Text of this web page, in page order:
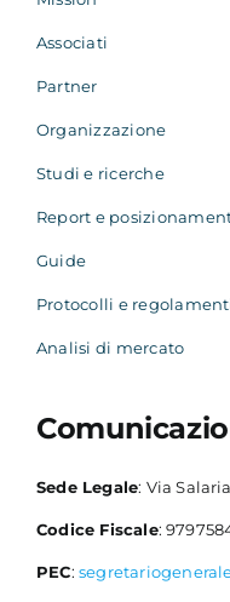
Associati
Partner
Organizzazione
Studi e ricerche
Report e
Guide
Protocolli e
Analisi di mercato
Sede Legale: Via
Codice Fiscale:
PEC: